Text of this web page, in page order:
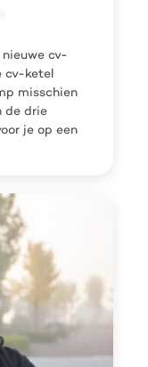
cv-
cv-ketel
misschien
de drie
je op een